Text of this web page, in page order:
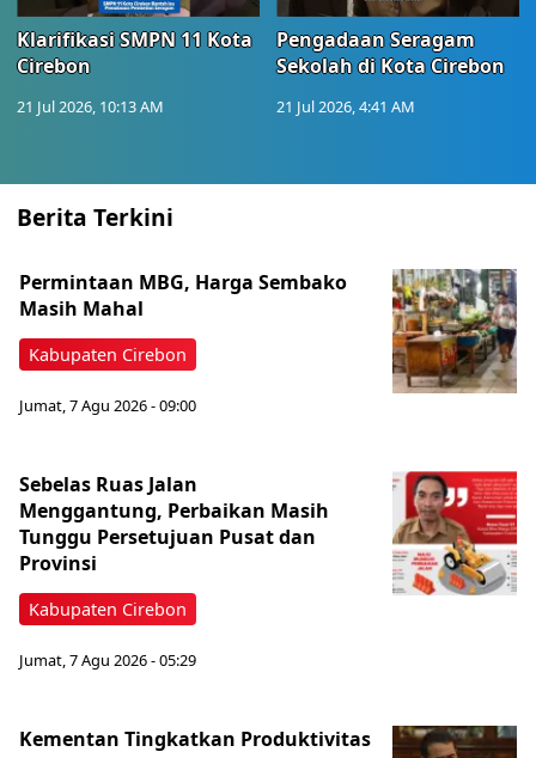
Klarifikasi SMPN 11 Kota
Cirebon
21 Jul 2026, 10:13 AM
Pengadaan Seragam
Sekolah di Kota Cirebon
21 Jul 2026, 4:41 AM
Berita Terkini
Kabupaten Cirebon
Permintaan MBG, Harga Sembako
Masih Mahal
Jumat, 7 Agu 2026 - 09:00
Kabupaten Cirebon
Sebelas Ruas Jalan
Menggantung, Perbaikan Masih
Tunggu Persetujuan Pusat dan
Provinsi
Jumat, 7 Agu 2026 - 05:29
Kementan Tingkatkan Produktivitas